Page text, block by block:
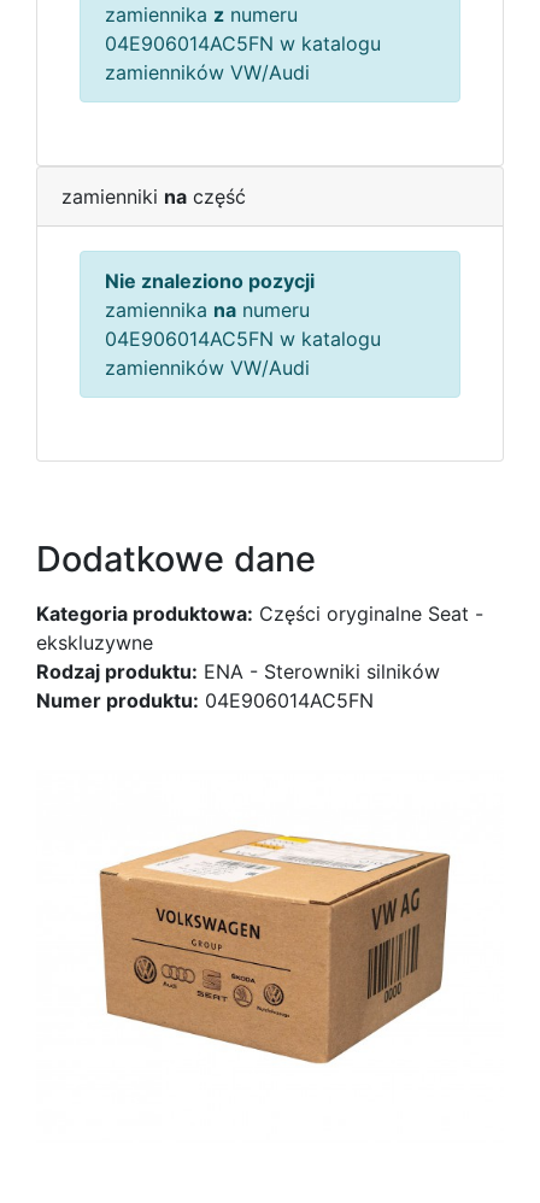
zamiennika z numeru
04E906014AC5FN w katalogu
zamienników VW/Audi
zamienniki na część
Nie znaleziono pozycji
zamiennika na numeru
04E906014AC5FN w katalogu
zamienników VW/Audi
Dodatkowe dane
Kategoria produktowa: Części oryginalne Seat -
ekskluzywne
Rodzaj produktu: ENA - Sterowniki silników
Numer produktu: 04E906014AC5FN